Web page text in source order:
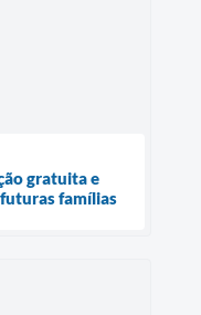
gratuita e
famílias